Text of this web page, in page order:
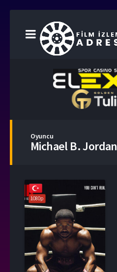
Oyuncu
Michael B. Jordan
1080p